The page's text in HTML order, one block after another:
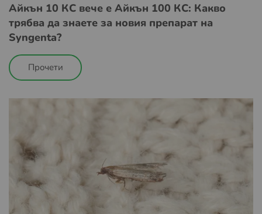
Айкън 10 КС вече е Айкън 100 КС: Какво
трябва да знаете за новия препарат на
Syngenta?
Прочети